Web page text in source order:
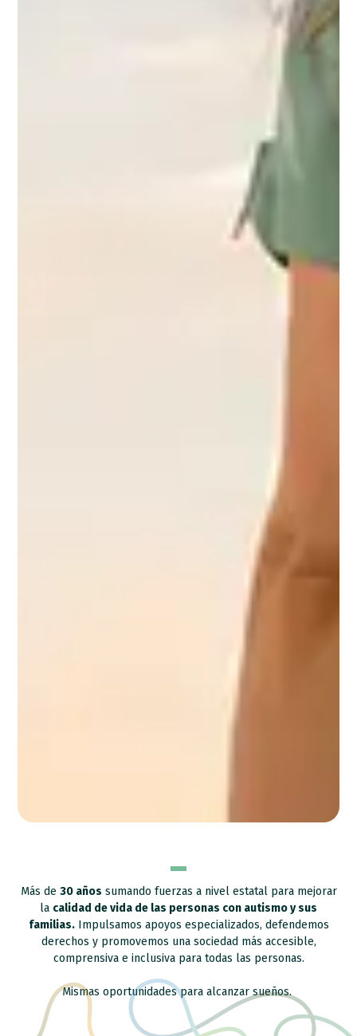
Más de 30 años sumando fuerzas a nivel estatal para mejorar
la calidad de vida de las personas con autismo y sus
familias.Impulsamos apoyos especializados, defendemos
derechos y promovemos una sociedad más accesible,
comprensiva e inclusiva para todas las personas.
Mismas oportunidades para alcanzar sueños.